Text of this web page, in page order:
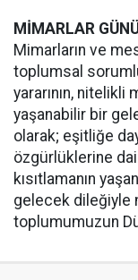
MİMARLAR
Mimarların ve
toplumsal
yararının,
yaşanabilir bir
olarak; eşitliğe
özgürlüklerine
kısıtlamanın
gelecek dileğiyle
toplumumuzun